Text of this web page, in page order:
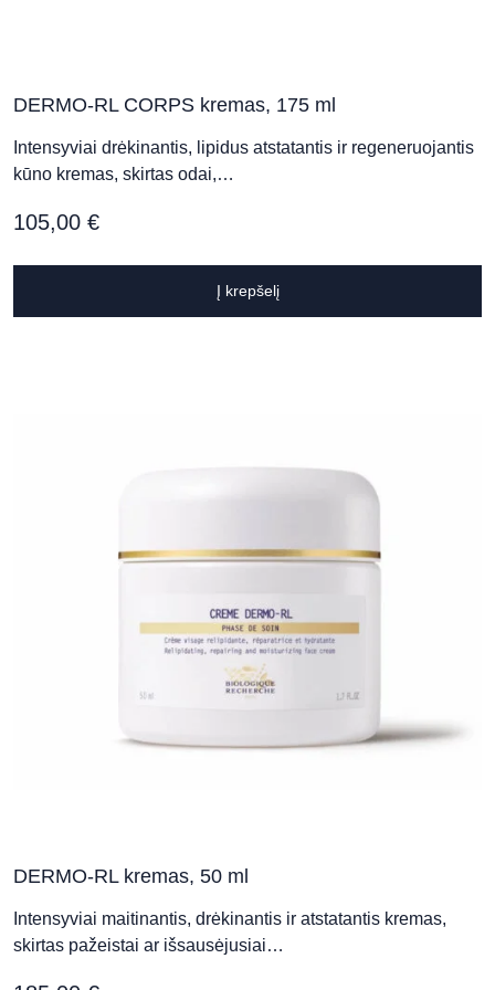
DERMO-RL CORPS kremas, 175 ml
Intensyviai drėkinantis, lipidus atstatantis ir regeneruojantis
kūno kremas, skirtas odai,…
105,00 €
Į krepšelį
DERMO-RL kremas, 50 ml
Intensyviai maitinantis, drėkinantis ir atstatantis kremas,
skirtas pažeistai ar išsausėjusiai…